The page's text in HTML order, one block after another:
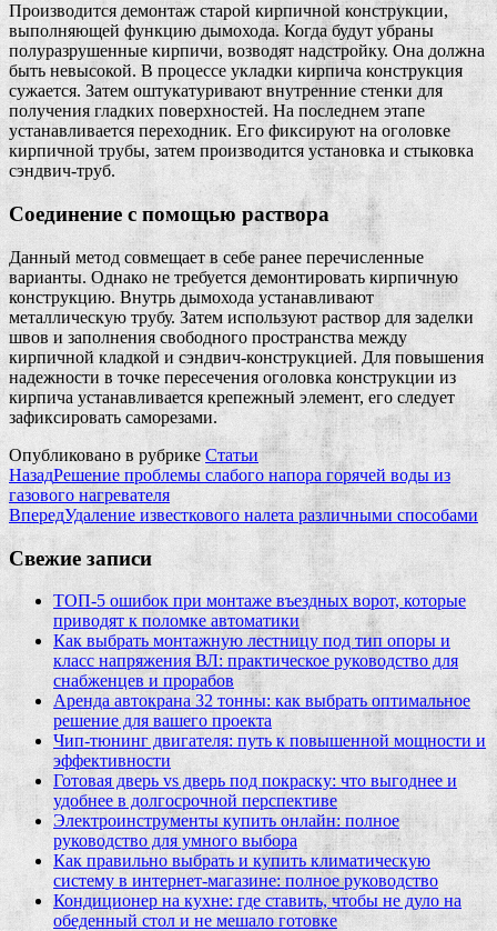
Производится демонтаж старой кирпичной конструкции,
выполняющей функцию дымохода. Когда будут убраны
полуразрушенные кирпичи, возводят надстройку. Она должна
быть невысокой. В процессе укладки кирпича конструкция
сужается. Затем оштукатуривают внутренние стенки для
получения гладких поверхностей. На последнем этапе
устанавливается переходник. Его фиксируют на оголовке
кирпичной трубы, затем производится установка и стыковка
сэндвич-труб.
Соединение с помощью раствора
Данный метод совмещает в себе ранее перечисленные
варианты. Однако не требуется демонтировать кирпичную
конструкцию. Внутрь дымохода устанавливают
металлическую трубу. Затем используют раствор для заделки
швов и заполнения свободного пространства между
кирпичной кладкой и сэндвич-конструкцией. Для повышения
надежности в точке пересечения оголовка конструкции из
кирпича устанавливается крепежный элемент, его следует
зафиксировать саморезами.
Опубликовано в рубрике Статьи
НазадРешение проблемы слабого напора горячей воды из
газового нагревателя
ВпередУдаление известкового налета различными способами
Свежие записи
ТОП-5 ошибок при монтаже въездных ворот, которые
приводят к поломке автоматики
Как выбрать монтажную лестницу под тип опоры и
класс напряжения ВЛ: практическое руководство для
снабженцев и прорабов
Аренда автокрана 32 тонны: как выбрать оптимальное
решение для вашего проекта
Чип‑тюнинг двигателя: путь к повышенной мощности и
эффективности
Готовая дверь vs дверь под покраску: что выгоднее и
удобнее в долгосрочной перспективе
Электроинструменты купить онлайн: полное
руководство для умного выбора
Как правильно выбрать и купить климатическую
систему в интернет‑магазине: полное руководство
Кондиционер на кухне: где ставить, чтобы не дуло на
обеденный стол и не мешало готовке